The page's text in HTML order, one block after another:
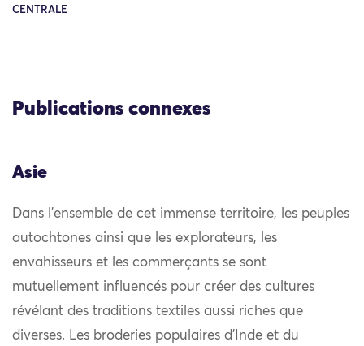
CENTRALE
Publications connexes
Asie
Dans l’ensemble de cet immense territoire, les peuples
autochtones ainsi que les explorateurs, les
envahisseurs et les commerçants se sont
mutuellement influencés pour créer des cultures
révélant des traditions textiles aussi riches que
diverses. Les broderies populaires d’Inde et du